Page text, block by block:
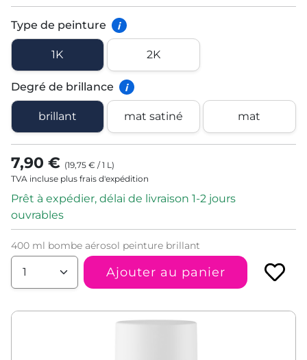
Type de peinture i
1K 2K
Degré de brillance i
brillant mat satiné mat
7,90 € (19,75 € /1 L )
TVA incluse plus frais d'expédition
Prêt à expédier, délai de livraison 1-2 jours
ouvrables
400 ml bombe aérosol peinture brillant
Ajouter au panier